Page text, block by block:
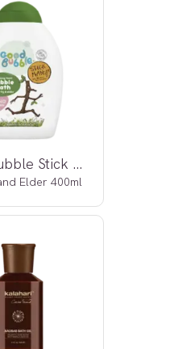
*Good Bubble Stick Man Bubble Bath
Elder 400ml